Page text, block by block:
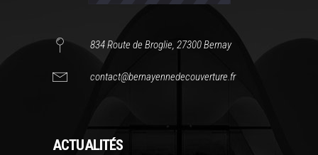
834 Route de Broglie, 27300 Bernay
contact@bernayennedecouverture.fr
ACTUALITÉS